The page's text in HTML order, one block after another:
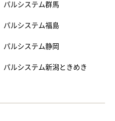
パルシステム群馬
パルシステム福島
パルシステム静岡
パルシステム新潟ときめき